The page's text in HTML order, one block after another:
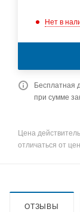
Нет в
Бесплатная
при сумме
Цена
отличаться от
ОТЗЫВЫ